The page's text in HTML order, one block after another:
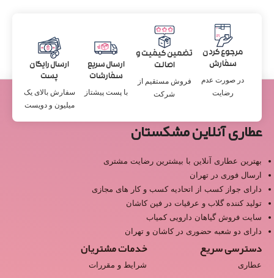
مرجوع کردن
سفارش
در صورت عدم
رضایت
تضمین کیفیت و
اصالت
فروش مستقیم از
شرکت
ارسال سریع
سفارشات
با پست پیشتاز
ارسال رایگان
پست
سفارش بالای یک
میلیون و دویست
عطاری آنلاین مشکستان
بهترین عطاری آنلاین با بیشترین رضایت مشتری
ارسال فوری در تهران
دارای جواز کسب از اتحادیه کسب و کار های مجازی
تولید کننده گلاب و عرقیات در فین کاشان
سایت فروش گیاهان دارویی کمیاب
دارای دو شعبه حضوری در کاشان و تهران
دسترسی سریع
عطاری
خدمات مشتریان
شرایط و مقررات